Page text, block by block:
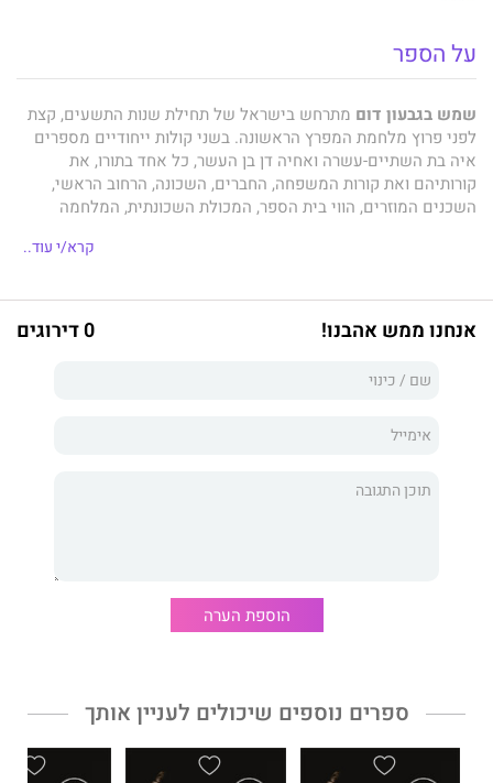
על הספר
שמש בגבעון דום מתרחש בישראל של תחילת שנות התשעים, קצת
לפני פרוץ מלחמת המפרץ הראשונה. בשני קולות ייחודיים מספרים
איה בת השתיים-עשרה ואחיה דן בן העשר, כל אחד בתורו, את
קורותיהם ואת קורות המשפחה, החברים, השכונה, הרחוב הראשי,
השכנים המוזרים, הווי בית הספר, המכולת השכונתית, המלחמה
שלל דמויות מקוריות וצבעוניות, אשר סובבות את הגיבורים, שני אחים
נערה רגישה העומדת נבוכה על התפר בין ילדות לבגרות ומנסה לאחוז
הילדות ואת הדמיון. "אני מרגישה כל כך קטנה" היא מספרת בגילוי לב
לקוראים, "למרות שאף אחד כבר לא מבחין מתי זה קרה שהפכתי
ולא מוצאת. אולי לעולם לא אמצא אותו. "
בשביל שכולם ידעו את האמת צריך לשקר. אני השתמשתי בכל מה
שקוסמים עושים רק כדי שכולם יתעוררו מהאשליה."
סוער שיש בו אמת ובדיה, המצויים תדיר בתנועה.
קרא/י עוד..
אנחנו ממש אהבנו! 0 דירוגים
הוספת הערה
ספרים נוספים שיכולים לעניין אותך